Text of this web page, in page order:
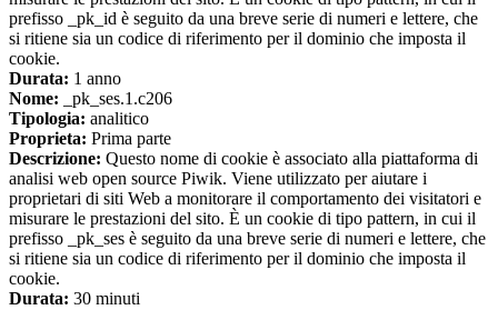
prefisso _pk_id è seguito da una breve serie di numeri e lettere, che
si ritiene sia un codice di riferimento per il dominio che imposta il
cookie.
Durata: 1 anno
Nome: _pk_ses.1.c206
Tipologia: analitico
Proprieta: Prima parte
Descrizione: Questo nome di cookie è associato alla piattaforma di
analisi web open source Piwik. Viene utilizzato per aiutare i
proprietari di siti Web a monitorare il comportamento dei visitatori e
misurare le prestazioni del sito. È un cookie di tipo pattern, in cui il
prefisso _pk_ses è seguito da una breve serie di numeri e lettere, che
si ritiene sia un codice di riferimento per il dominio che imposta il
cookie.
Durata: 30 minuti